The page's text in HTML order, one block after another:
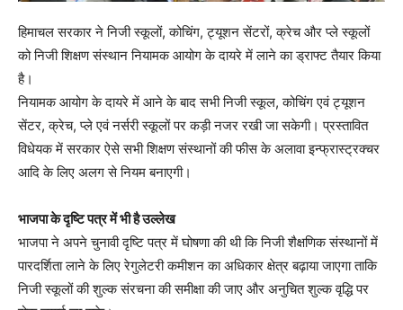
हिमाचल सरकार ने निजी स्कूलों, कोचिंग, ट्यूशन सेंटरों, क्रेच और प्ले स्कूलों
को निजी शिक्षण संस्थान नियामक आयोग के दायरे में लाने का ड्राफ्ट तैयार किया
है।
नियामक आयोग के दायरे में आने के बाद सभी निजी स्कूल, कोचिंग एवं ट्यूशन
सेंटर, क्रेच, प्ले एवं नर्सरी स्कूलों पर कड़ी नजर रखी जा सकेगी। प्रस्तावित
विधेयक में सरकार ऐसे सभी शिक्षण संस्थानों की फीस के अलावा इन्फ्रास्ट्रक्चर
आदि के लिए अलग से नियम बनाएगी।
भाजपा के दृष्टि पत्र में भी है उल्लेख
भाजपा ने अपने चुनावी दृष्टि पत्र में घोषणा की थी कि निजी शैक्षणिक संस्थानों में
पारदर्शिता लाने के लिए रेगुलेटरी कमीशन का अधिकार क्षेत्र बढ़ाया जाएगा ताकि
निजी स्कूलों की शुल्क संरचना की समीक्षा की जाए और अनुचित शुल्क वृद्धि पर